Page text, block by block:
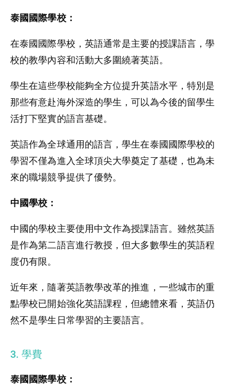
泰國國際學校：
在泰國國際學校，英語通常是主要的授課語言，學
校的教學內容和活動大多圍繞著英語。
學生在這些學校能夠全方位提升英語水平，特別是
那些有意赴海外深造的學生，可以為今後的留學生
活打下堅實的語言基礎。
英語作為全球通用的語言，學生在泰國國際學校的
學習不僅為進入全球頂尖大學奠定了基礎，也為未
來的職場競爭提供了優勢。
中國學校：
中國的學校主要使用中文作為授課語言。雖然英語
是作為第二語言進行教授，但大多數學生的英語程
度仍有限。
近年來，隨著英語教學改革的推進，一些城市的重
點學校已開始強化英語課程，但總體來看，英語仍
然不是學生日常學習的主要語言。
3. 學費
泰國國際學校：